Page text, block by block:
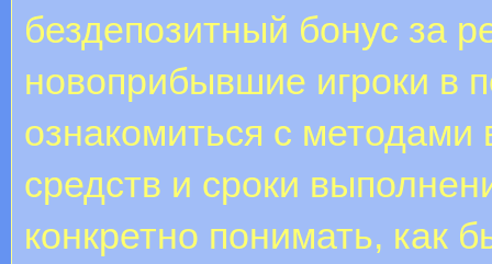
бездепозитный бонус за
новоприбывшие игроки в
ознакомиться с
средств и сроки
конкретно понимать, как